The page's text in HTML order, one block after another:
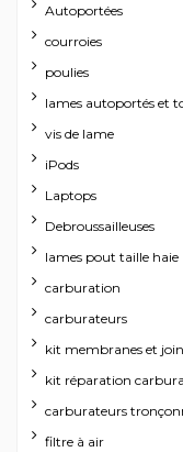
Autoportées
courroies
poulies
lames autoportés et
vis de lame
iPods
Laptops
Debroussailleuses
lames pout taille haie
carburation
carburateurs
kit membranes et
kit réparation
carburateurs
filtre à air